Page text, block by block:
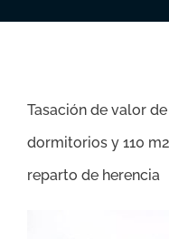
Tasación de valor
dormitorios y 110
reparto de herencia